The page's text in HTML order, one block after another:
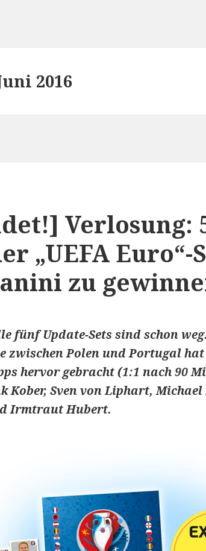
2016
Verlosung:
„UEFA
zu
fünf Update-Sets sind schon
zwischen Polen und Portugal
hervor gebracht (1:1 nach 90
Kober, Sven von Liphart, Michael
Irmtraut Hubert.